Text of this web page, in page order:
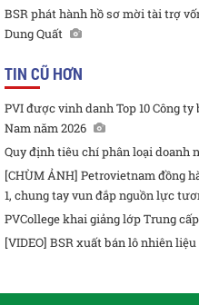
BSR phát hành hồ sơ mời tài trợ
Dung Quất
TIN CŨ HƠN
PVI được vinh danh Top 10 Công
Nam năm 2026
Quy định tiêu chí phân loại doanh
[CHÙM ẢNH] Petrovietnam đồng
1, chung tay vun đắp nguồn lực
PVCollege khai giảng lớp Trung
[VIDEO] BSR xuất bán lô nhiên